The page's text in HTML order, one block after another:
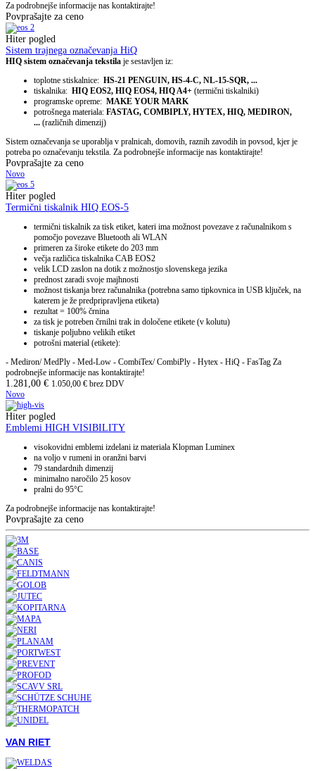
Za podrobnejše informacije nas kontaktirajte!
Povprašajte za ceno
Hiter pogled
Sistem trajnega označevanja HiQ
HIQ sistem označevanja tekstila je sestavljen iz:
toplotne stiskalnice: HS-21 PENGUIN, HS-4-C, NL-15-SQR, ...
tiskalnika: HIQ EOS2, HIQ EOS4, HIQ A4+ (termični tiskalniki)
programske opreme: MAKE YOUR MARK
potrošnega materiala: FASTAG, COMBIPLY, HYTEX, HIQ, MEDIRON,
... (različnih dimenzij)
Sistem označevanja se uporablja v pralnicah, domovih, raznih zavodih in povsod, kjer je
potreba po označevanju tekstila. Za podrobnejše informacije nas kontaktirajte!
Povprašajte za ceno
Novo
Hiter pogled
Termični tiskalnik HIQ EOS-5
termični tiskalnik za tisk etiket, kateri ima možnost povezave z računalnikom s
pomočjo povezave Bluetooth ali WLAN
primeren za široke etikete do 203 mm
večja različica tiskalnika CAB EOS2
velik LCD zaslon na dotik z možnostjo slovenskega jezika
prednost zaradi svoje majhnosti
možnost tiskanja brez računalnika (potrebna samo tipkovnica in USB ključek, na
katerem je že predpripravljena etiketa)
rezultat = 100% črnina
za tisk je potreben črnilni trak in določene etikete (v kolutu)
tiskanje poljubno velikih etiket
potrošni material (etikete):
- Mediron/ MedPly - Med-Low - CombiTex/ CombiPly - Hytex - HiQ - FasTag Za
podrobnejše informacije nas kontaktirajte!
1.281,00 € 1.050,00 € brez DDV
Novo
Hiter pogled
Emblemi HIGH VISIBILITY
visokovidni emblemi izdelani iz materiala Klopman Luminex
na voljo v rumeni in oranžni barvi
79 standardnih dimenzij
minimalno naročilo 25 kosov
pralni do 95°C
Za podrobnejše informacije nas kontaktirajte!
Povprašajte za ceno
VAN RIET